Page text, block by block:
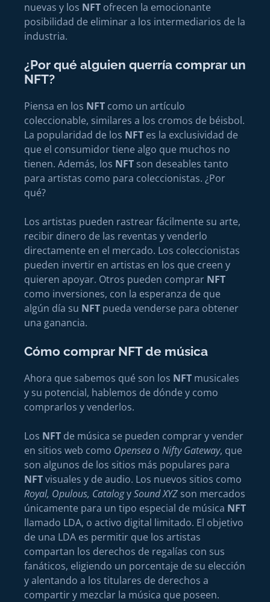
nuevas y los NFT ofrecen la emocionante
posibilidad de eliminar a los intermediarios de la
industria.
¿Por qué alguien querría comprar un
NFT?
Piensa en los NFT como un artículo
coleccionable, similares a los cromos de béisbol.
La popularidad de los NFT es la exclusividad de
que el consumidor tiene algo que muchos no
tienen. Además, los NFT son deseables tanto
para artistas como para coleccionistas. ¿Por
qué?
Los artistas pueden rastrear fácilmente su arte,
recibir dinero de las reventas y venderlo
directamente en el mercado. Los coleccionistas
pueden invertir en artistas en los que creen y
quieren apoyar. Otros pueden comprar NFT
como inversiones, con la esperanza de que
algún día su NFT pueda venderse para obtener
una ganancia.
Cómo comprar NFT de música
Ahora que sabemos qué son los NFT musicales
y su potencial, hablemos de dónde y como
comprarlos y venderlos.
Los NFT de música se pueden comprar y vender
en sitios web como Opensea o Nifty Gateway, que
son algunos de los sitios más populares para
NFTvisuales y de audio. Los nuevos sitios como
Royal, Opulous, CatalogySound XYZ son mercados
únicamente para un tipo especial de música NFT
llamado LDA, o activo digital limitado. El objetivo
de una LDA es permitir que los artistas
compartan los derechos de regalías con sus
fanáticos, eligiendo un porcentaje de su elección
y alentando a los titulares de derechos a
compartir y mezclar la música que poseen.